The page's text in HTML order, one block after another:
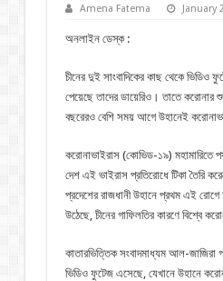
Amena Fatema January
অনলাইন ডেস্ক :
চীনের দুই সাংবাদিকের কাছ থেকে ভিডিও
পেয়েছে তাদের ডায়েরিও। তাতে
বছরেরও বেশি সময় আগে উহানেই
করোনাভাইরাস (কোভিড-১৯) মহামারিতে
দেশ এই ভাইরাস প্রতিরোধে টিকা তৈরি
প্রদেশের রাজধানী উহানে প্রথম এই
উঠেছে, চীনের গাফিলতির কারণে বিশ্বে
কাতারভিত্তিক সংবাদমাধ্যম আল-
ভিডিও ফুটেজ এসেছে, যেখানে উহানে